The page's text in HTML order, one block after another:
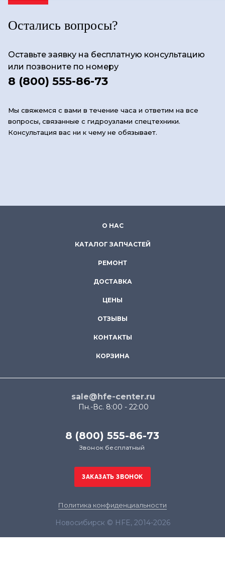
Остались вопросы?
Оставьте заявку на бесплатную консультацию
или позвоните по номеру
8 (800) 555-86-73
Мы свяжемся с вами в течение часа и ответим на все
вопросы, связанные с гидроузлами спецтехники.
Консультация вас ни к чему не обязывает.
О НАС
КАТАЛОГ ЗАПЧАСТЕЙ
РЕМОНТ
ДОСТАВКА
ЦЕНЫ
ОТЗЫВЫ
КОНТАКТЫ
КОРЗИНА
sale@hfe-center.ru
Пн.-Вс. 8:00 - 22:00
8 (800) 555-86-73
Звонок бесплатный
Политика конфиденциальности
Новосибирск © HFE, 2014-2026